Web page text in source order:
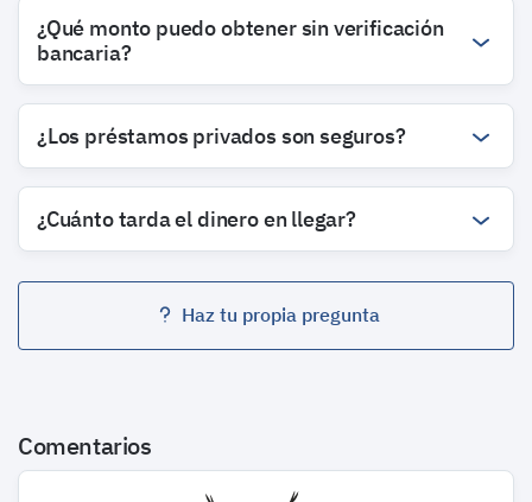
¿Qué monto puedo obtener sin verificación
bancaria?
¿Los préstamos privados son seguros?
¿Cuánto tarda el dinero en llegar?
Haz tu propia pregunta
Comentarios